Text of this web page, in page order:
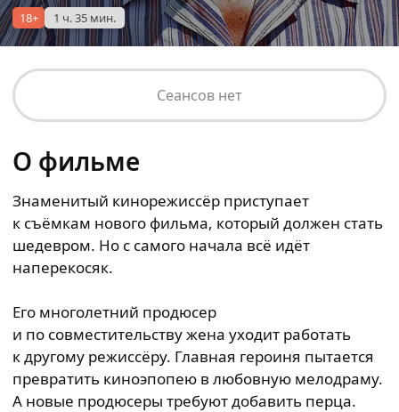
18+ 1 ч. 35 мин.
Сеансов нет
О фильме
Знаменитый кинорежиссёр приступает
к съёмкам нового фильма, который должен стать
шедевром. Но с самого начала всё идёт
наперекосяк.
Его многолетний продюсер
и по совместительству жена уходит работать
к другому режиссёру. Главная героиня пытается
превратить киноэпопею в любовную мелодраму.
А новые продюсеры требуют добавить перца.